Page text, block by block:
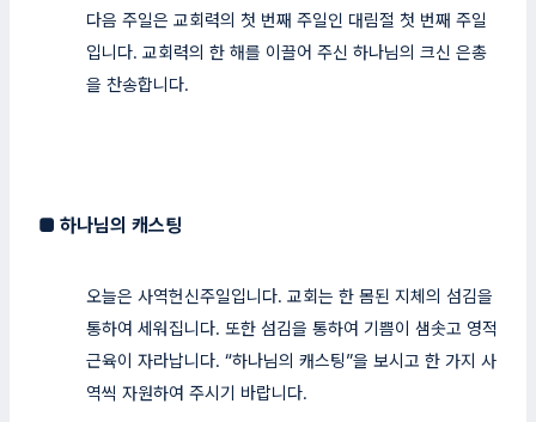
다음 주일은 교회력의 첫 번째 주일인 대림절 첫 번째 주일
입니다. 교회력의 한 해를 이끌어 주신 하나님의 크신 은총
을 찬송합니다.
■ 하나님의 캐스팅
오늘은 사역헌신주일입니다. 교회는 한 몸된 지체의 섬김을
통하여 세워집니다. 또한 섬김을 통하여 기쁨이 샘솟고 영적
근육이 자라납니다. “하나님의 캐스팅”을 보시고 한 가지 사
역씩 자원하여 주시기 바랍니다.